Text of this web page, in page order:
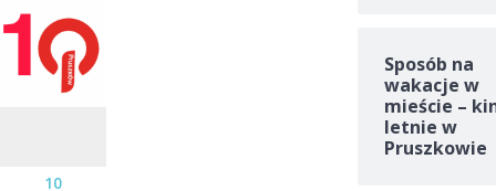
10
Sposób na
wakacje w
mieście –
letnie w
Pruszkowie